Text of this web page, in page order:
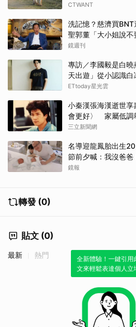
CTWANT
洗記憶？慈濟買
聖郭董「大小姐說不
事
鏡週刊
專訪／李國毅是白
天出遊」從小認識白
ETtoday星光雲
小秦漢張海漢逝世
會更好〉 家屬低調
三立新聞網
名導迎龍鳳胎出生
節前夕喊：我沒爸爸
遺孀
鏡報
轉發 (0)
貼文 (0)
全新體驗！一鍵引
文來輕鬆表達個人立
最新 熱門